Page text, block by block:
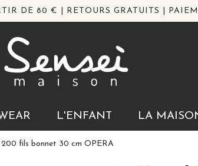
DE 80 € | RETOURS GRATUITS |
L'ENFANT LA
fils bonnet 30 cm OPERA